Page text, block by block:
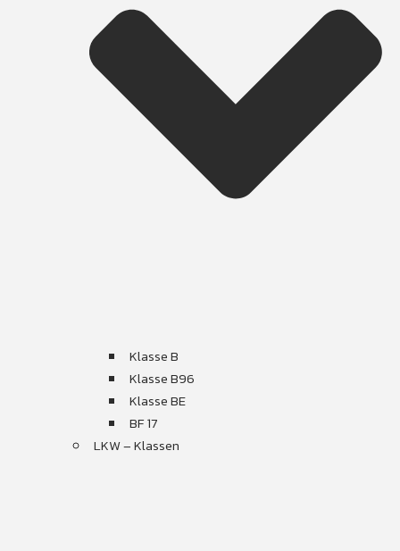
Klasse B
Klasse B96
Klasse BE
BF 17
LKW – Klassen